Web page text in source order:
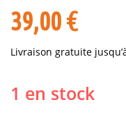
39,00€
Livraison gratuite
1 en stock